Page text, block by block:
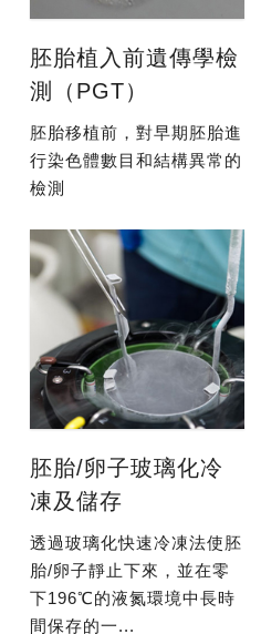
胚胎植入前遺傳學檢
測（PGT）
胚胎移植前，對早期胚胎進
行染色體數目和結構異常的
檢測
胚胎/卵子玻璃化冷
凍及儲存
透過玻璃化快速冷凍法使胚
胎/卵子靜止下來，並在零
下196℃的液氮環境中長時
間保存的一...